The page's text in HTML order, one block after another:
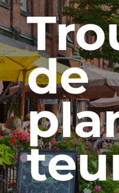
de